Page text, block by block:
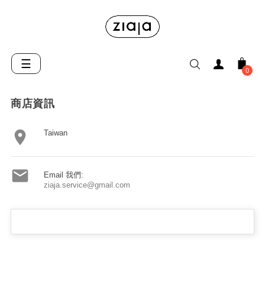
Toggle
navigation
☰ 0
商店資訊
 Taiwan

Email 我們:
ziaja.service@gmail.com